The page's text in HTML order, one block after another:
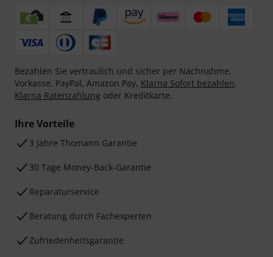
Bezahlen Sie vertraulich und sicher per Nachnahme,
Vorkasse, PayPal, Amazon Pay, Klarna Sofort bezahlen,
Klarna Ratenzahlung oder Kreditkarte.
Ihre Vorteile
3 Jahre Thomann Garantie
30 Tage Money-Back-Garantie
Reparaturservice
Beratung durch Fachexperten
Zufriedenheitsgarantie